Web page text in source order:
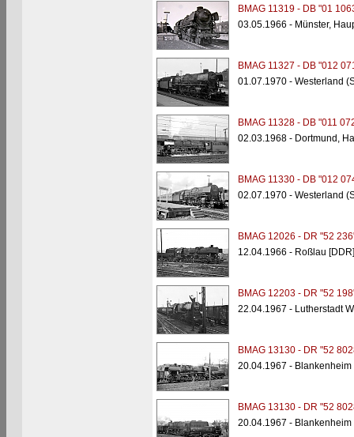
BMAG 11319 - DB "01
03.05.1966 - Münster,
BMAG 11327 - DB "012
01.07.1970 - Westerland
BMAG 11328 - DB "011
02.03.1968 - Dortmund,
BMAG 11330 - DB "012
02.07.1970 - Westerland
BMAG 12026 - DR "52
12.04.1966 - Roßlau [DDR]
BMAG 12203 - DR "52
22.04.1967 - Lutherstadt
BMAG 13130 - DR "52
20.04.1967 - Blankenheim
BMAG 13130 - DR "52
20.04.1967 - Blankenheim